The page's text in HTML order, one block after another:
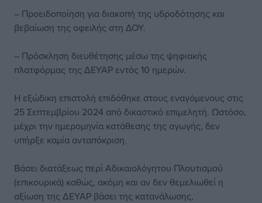
– Προειδοποίηση για διακοπή της υδροδότησης και
βεβαίωση της οφειλής στη ΔΟΥ.
– Πρόσκληση διευθέτησης μέσω της ψηφιακής
πλατφόρμας της ΔΕΥΑΡ εντός 10 ημερών.
Η εξώδικη επιστολή επιδόθηκε στους εναγόμενους στις
25 Σεπτεμβρίου 2024 από δικαστικό επιμελητή. Ωστόσο,
μέχρι την ημερομηνία κατάθεσης της αγωγής, δεν
υπήρξε καμία ανταπόκριση.
Βάσει διατάξεως περί Αδικαιολόγητου Πλουτισμού
(επικουρικά) καθώς, ακόμη και αν δεν θεμελιωθεί η
αξίωση της ΔΕΥΑΡ βάσει της κατανάλωσης,